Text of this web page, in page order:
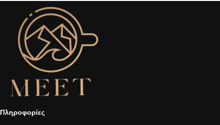
Πληροφορίες